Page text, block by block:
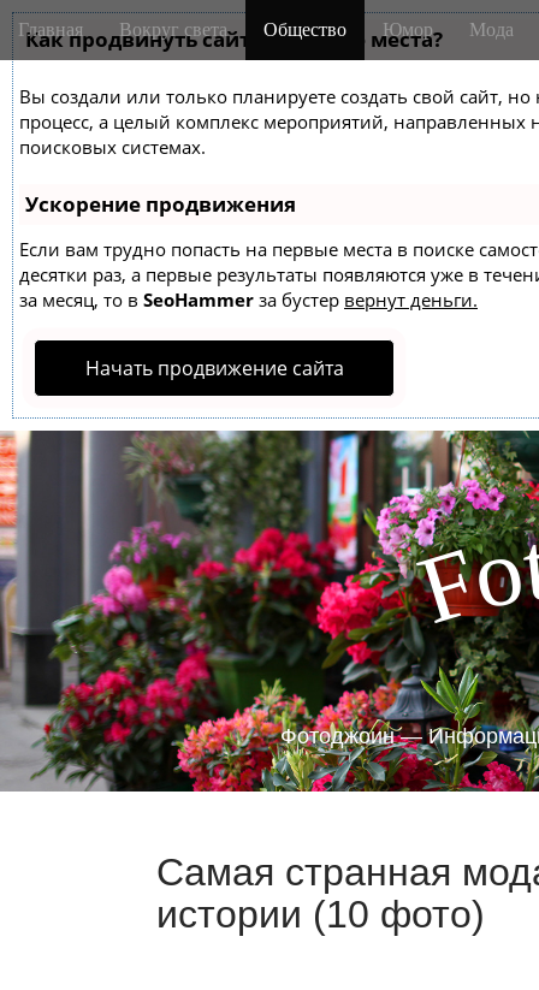
Как продвинуть сайт на первые места?
Вы создали или только планируете создать свой сайт,
процесс, а целый комплекс мероприятий,
поисковых системах.
Ускорение продвижения
Если вам трудно попасть на первые места в поиске
десятки раз, а первые результаты появляются уже в
за месяц, то в SeoHammer за бустер вернут деньги.
Начать продвижение сайта
M
a
n
m
e
n
u
i
Главная Вокруг света Общество Юмор Мода
Fo
Фотоджоин —
Самая странная
истории (10 фото)